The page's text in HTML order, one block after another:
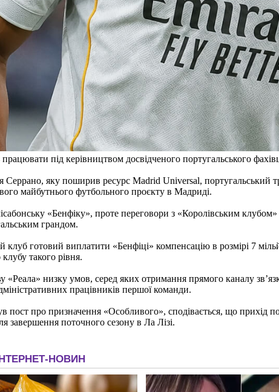
під керівництвом досвідченого португальського
Серрано, яку поширив ресурс Madrid Universal,
майбутнього футбольного проєкту в Мадриді.
«Бенфіку», проте переговори з «Королівським
грандом.
готовий виплатити «Бенфіці» компенсацію в розмірі 7
такого рівня.
низку умов, серед яких отримання прямого каналу
працівників першої команди.
про призначення «Особливого», сподівається, що прихід
завершення поточного сезону в Ла Лізі.